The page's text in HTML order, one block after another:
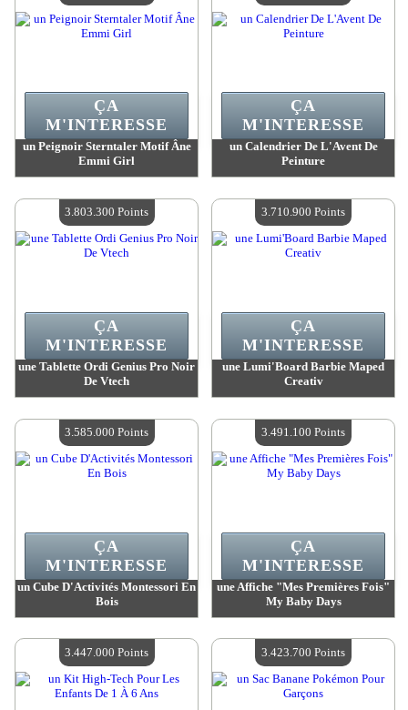
un Peignoir Sterntaler Motif Âne
Emmi Girl
Quantité Disponible :4
ÇA
M'INTERESSE
un Calendrier De L'Avent De
Peinture
Quantité Disponible :4
ÇA
M'INTERESSE
une Tablette Ordi Genius Pro Noir
De Vtech
Quantité Disponible :4
ÇA
M'INTERESSE
3.803.300 Points
une Lumi'Board Barbie Maped
Creativ
Quantité Disponible :4
ÇA
M'INTERESSE
3.710.900 Points
un Cube D'Activités Montessori En
Bois
Quantité Disponible :4
ÇA
M'INTERESSE
3.585.000 Points
une Affiche "Mes Premières Fois"
My Baby Days
Quantité Disponible :4
ÇA
M'INTERESSE
3.491.100 Points
3.447.000 Points 3.423.700 Points